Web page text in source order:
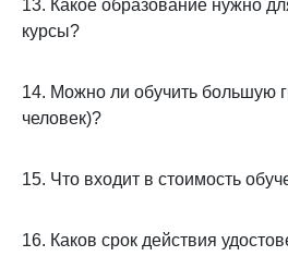
13. Какое образование нужно
курсы?
14. Можно ли обучить большую
человек)?
15. Что входит в стоимость
16. Каков срок действия